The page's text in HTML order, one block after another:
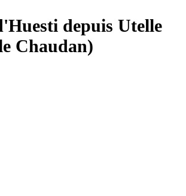
depuis Utelle
Chaudan)